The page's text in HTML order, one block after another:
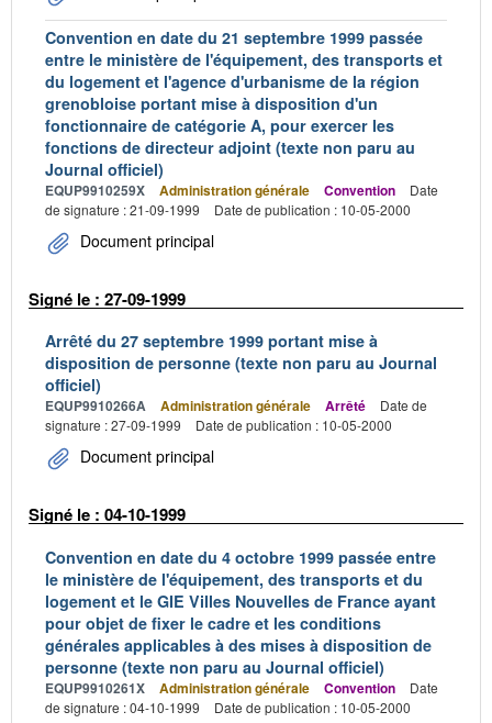
Convention en date du 21 septembre 1999 passée
entre le ministère de l'équipement, des transports et
du logement et l'agence d'urbanisme de la région
grenobloise portant mise à disposition d'un
fonctionnaire de catégorie A, pour exercer les
fonctions de directeur adjoint (texte non paru au
Journal officiel)
EQUP9910259X Administration générale Convention
Date
de signature : 21-09-1999
Date de publication : 10-05-2000
Document principal
Signé le : 27-09-1999
Arrêté du 27 septembre 1999 portant mise à
disposition de personne (texte non paru au Journal
officiel)
EQUP9910266A Administration générale Arrêté
Date de
signature : 27-09-1999
Date de publication : 10-05-2000
Document principal
Signé le : 04-10-1999
Convention en date du 4 octobre 1999 passée entre
le ministère de l'équipement, des transports et du
logement et le GIE Villes Nouvelles de France ayant
pour objet de fixer le cadre et les conditions
générales applicables à des mises à disposition de
personne (texte non paru au Journal officiel)
EQUP9910261X Administration générale Convention
Date
de signature : 04-10-1999
Date de publication : 10-05-2000